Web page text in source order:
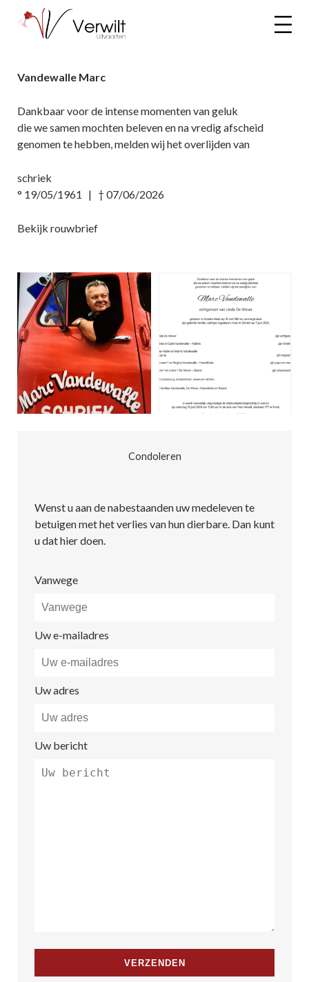
Vandewalle Marc
Dankbaar voor de intense momenten van geluk
die we samen mochten beleven en na vredig afscheid
genomen te hebben, melden wij het overlijden van
schriek
° 19/05/1961 | † 07/06/2026
Bekijk rouwbrief
Condoleren
Wenst u aan de nabestaanden uw medeleven te
betuigen met het verlies van hun dierbare. Dan kunt
u dat hier doen.
Vanwege
Uw e-mailadres
Uw adres
Uw bericht